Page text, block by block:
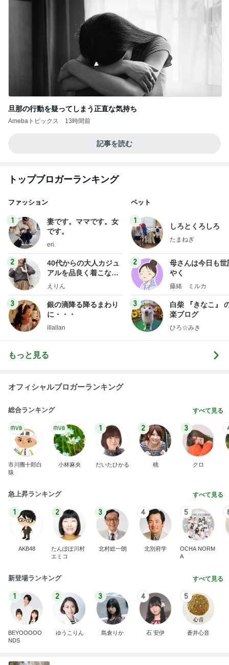
旦那の行動を疑ってしまう正直な気持ち
Amebaトピックス 13時間前
記事を読む
トップブロガーランキング
ファッション
1
妻です。ママです。女
です。
eri.
2
40代からの大人カジュ
アルを品良く着こなす
ファッションブログ
えりん
3
銀の滴降る降るまわり
に・・・
illallan
ペット
1
しろとくろしろ
たまねぎ
2
母さんは今日も世
やく
藤緒 ミルカ
3
白柴 『きなこ』
楽ブログ
ひろ☆みき
もっと見る
オフィシャルブロガーランキング
総合ランキング すべて見る
市川團十郎白
猿
小林麻央
1
だいたひかる
2
桃
3
クロ
急上昇ランキング すべて見る
1
AKB48
2
たんぽぽ川村
エミコ
3
北村総一朗
4
北別府学
5
OCHA NORM
A
新登場ランキング すべて見る
1
BEYOOOOO
NDS
2
ゆうこりん
3
島倉りか
4
石 安伊
5
蒼井心音